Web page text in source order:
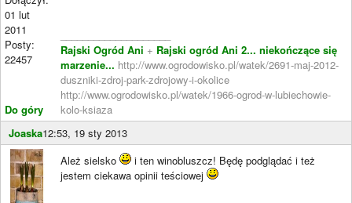
01 lut
2011
Posty:
22457
Do góry
Rajski Ogród Ani + Rajski ogród Ani 2... niekończące się
marzenie... http://www.ogrodowisko.pl/watek/2691-maj-2012-
duszniki-zdroj-park-zdrojowy-i-okolice
http://www.ogrodowisko.pl/watek/1966-ogrod-w-lubiechowie-
kolo-ksiaza
Joaska12:53, 19 sty 2013
Ależ sielsko
i ten winobluszcz! Będę podglądać i też
jestem ciekawa opinii teściowej